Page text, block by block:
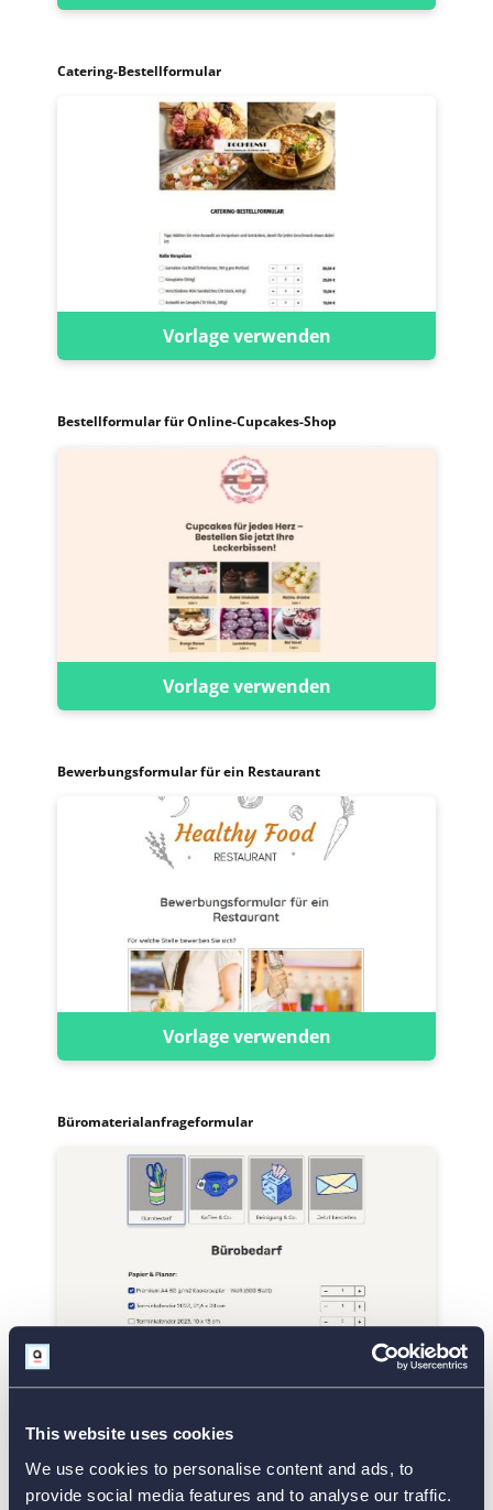
This website uses cookies
We use cookies to personalise content and ads, to
provide social media features and to analyse our traffic.
Catering-Bestellformular
Vorlage verwenden
Bestellformular für Online-Cupcakes-Shop
Vorlage verwenden
Bewerbungsformular für ein Restaurant
Vorlage verwenden
Büromaterialanfrageformular
Vorlage verwenden
Hochzeitskosten-Rechner